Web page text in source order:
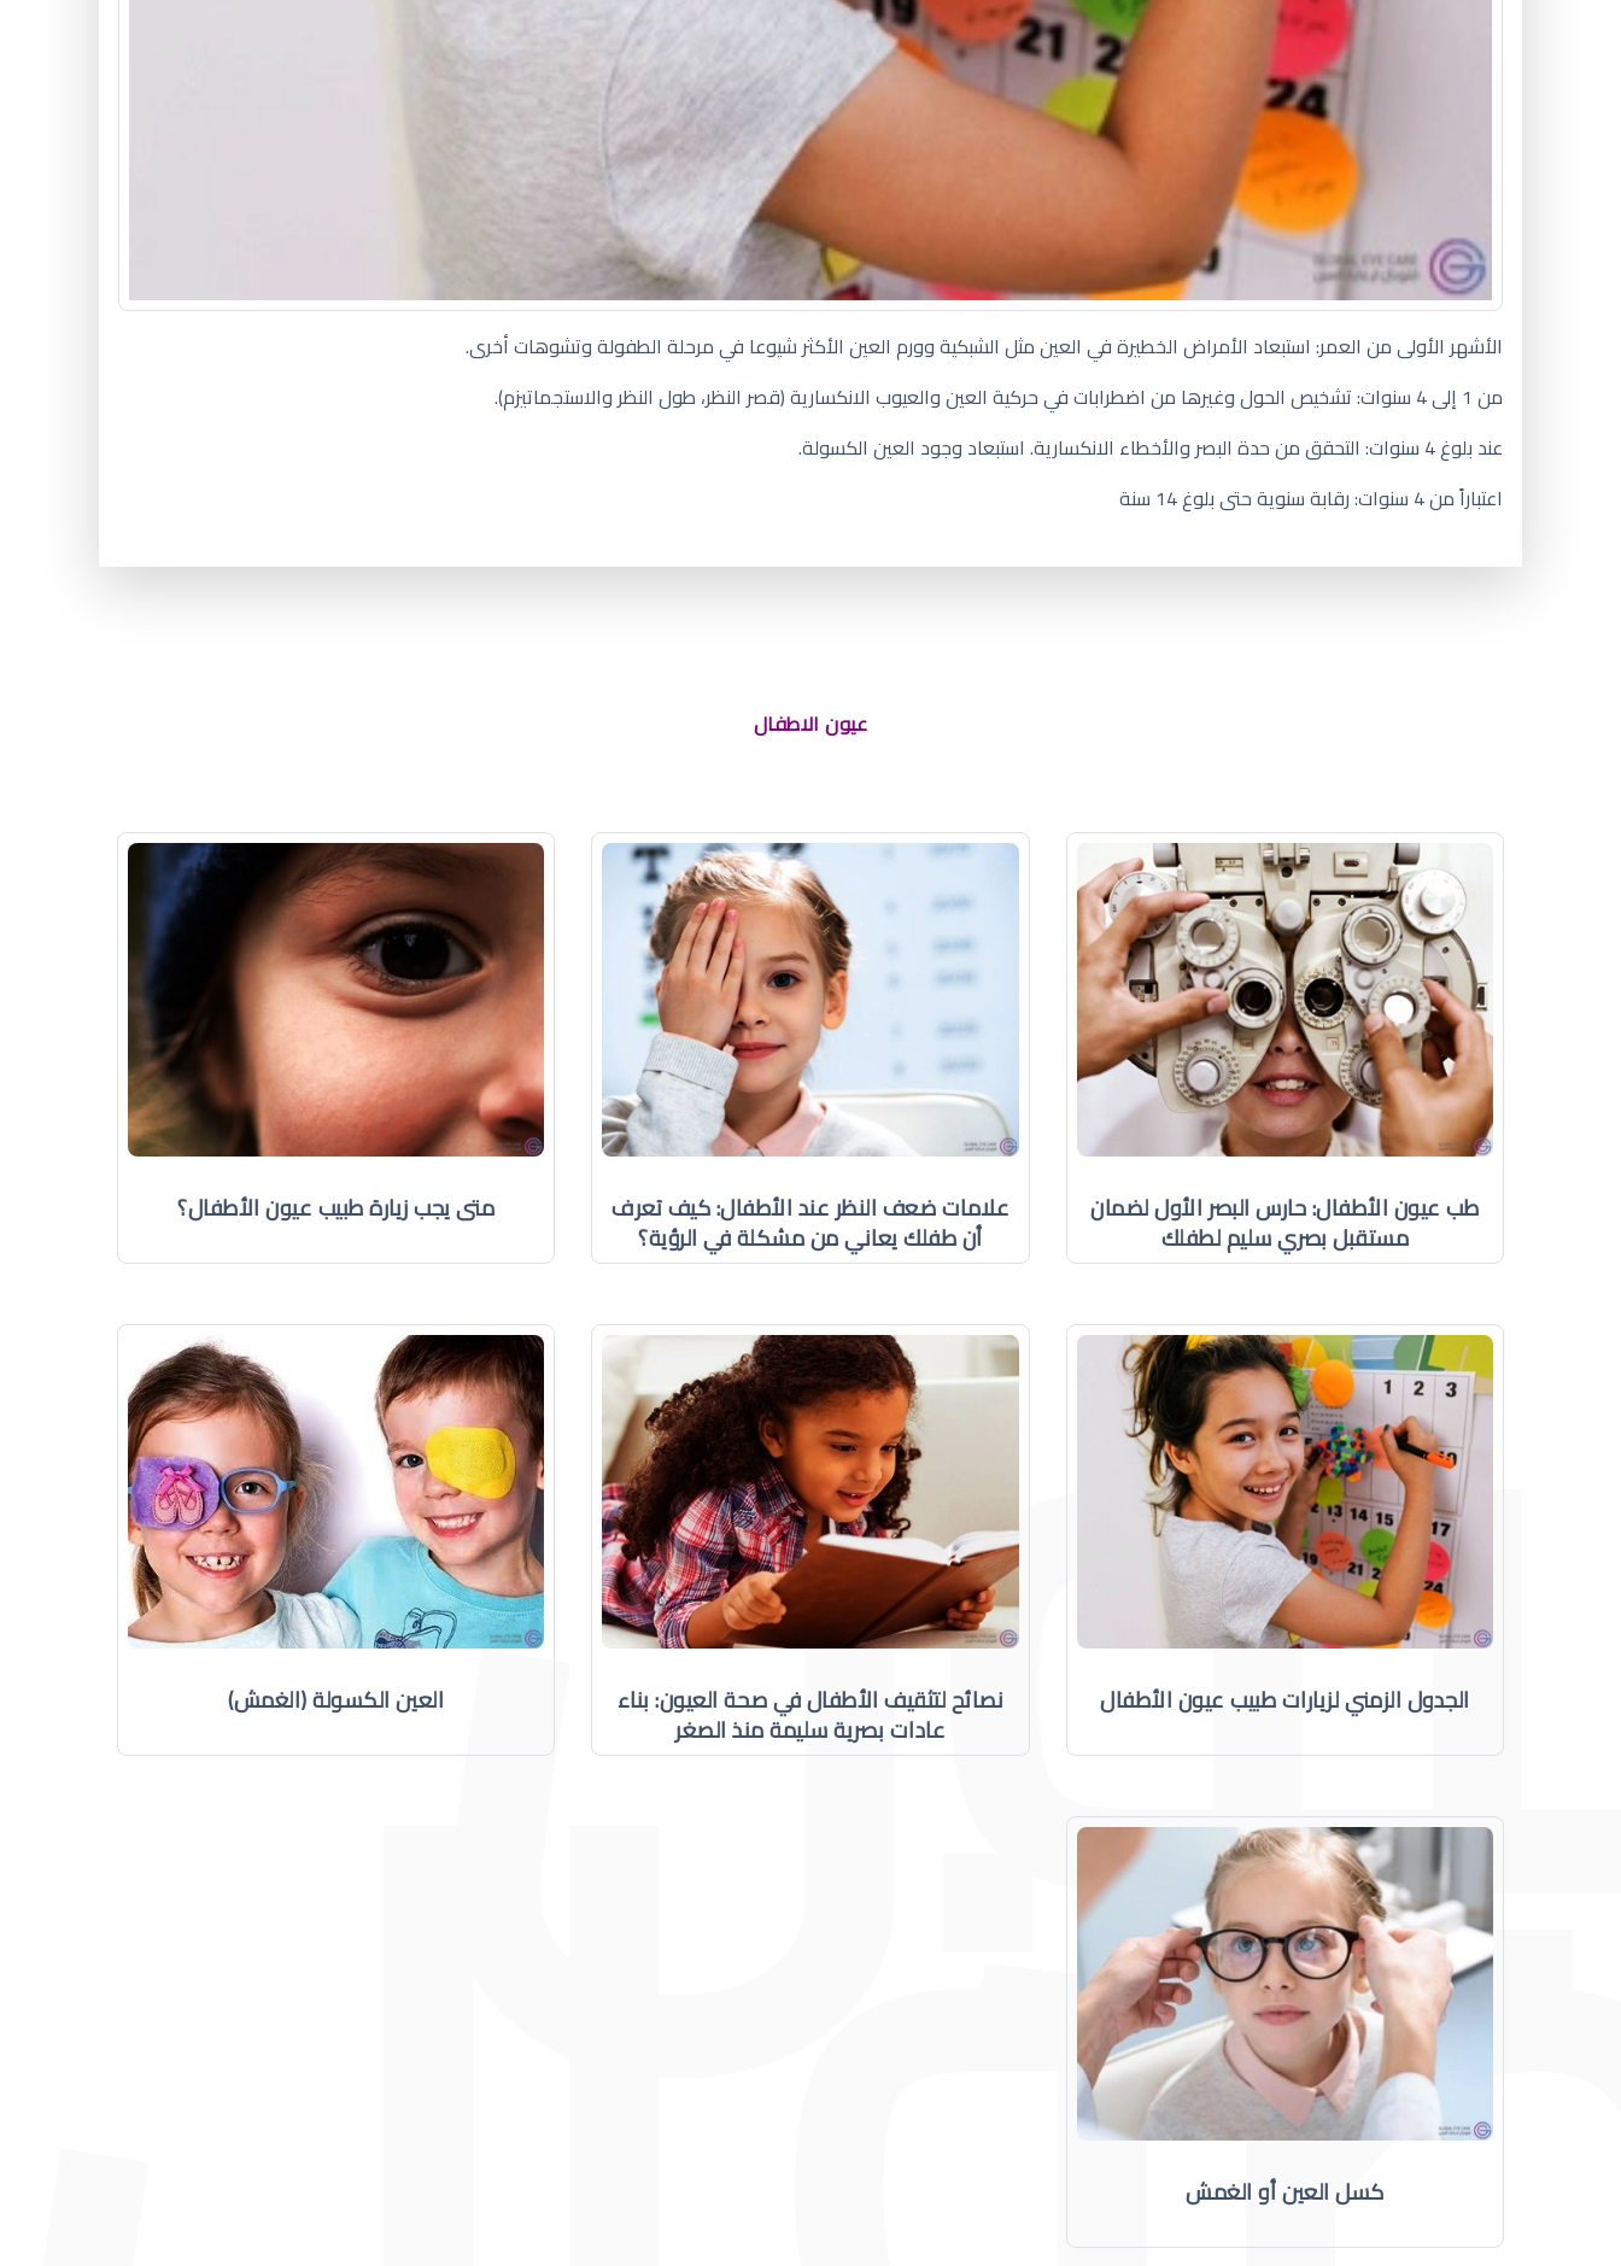
الأشهر الأولى من العمر: استبعاد الأمراض الخطيرة في العين مثل الشبكية وورم العين الأكثر شيوعا في مرحلة الطفولة وتشوهات أخرى.
من 1 إلى 4 سنوات: تشخيص الحول وغيرها من اضطرابات في حركية العين والعيوب الانكسارية (قصر النظر، طول النظر والاستجماتيزم).
عند بلوغ 4 سنوات: التحقق من حدة البصر والأخطاء الانكسارية. استبعاد وجود العين الكسولة.
اعتباراً من 4 سنوات: رقابة سنوية حتى بلوغ 14 سنة
شو سبب السواد تحت العين عند الاطفال
عيون الاطفال
طب عيون الأطفال: حارس البصر الأول لضمان
مستقبل بصري سليم لطفلك
علامات ضعف النظر عند الأطفال: كيف تعرف
أن طفلك يعاني من مشكلة في الرؤية؟
متى يجب زيارة طبيب عيون الأطفال؟
الجدول الزمني لزيارات طبيب عيون الأطفال نصائح لتثقيف الأطفال في صحة العيون: بناء
عادات بصرية سليمة منذ الصغر
العين الكسولة (الغمش)
كسل العين أو الغمش